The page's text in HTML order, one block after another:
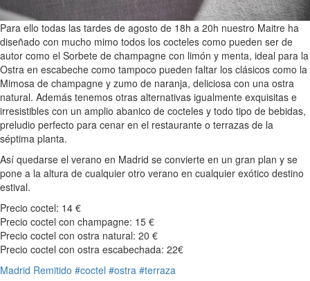
Para ello todas las tardes de agosto de 18h a 20h nuestro Maitre ha
diseñado con mucho mimo todos los cocteles como pueden ser de
autor como el Sorbete de champagne con limón y menta, ideal para la
Ostra en escabeche como tampoco pueden faltar los clásicos como la
Mimosa de champagne y zumo de naranja, deliciosa con una ostra
natural. Además tenemos otras alternativas igualmente exquisitas e
irresistibles con un amplio abanico de cocteles y todo tipo de bebidas,
preludio perfecto para cenar en el restaurante o terrazas de la
séptima planta.
Así quedarse el verano en Madrid se convierte en un gran plan y se
pone a la altura de cualquier otro verano en cualquier exótico destino
estival.
Precio coctel: 14 €
Precio coctel con champagne: 15 €
Precio coctel con ostra natural: 20 €
Precio coctel con ostra escabechada: 22€
Madrid Remitido #coctel #ostra #terraza